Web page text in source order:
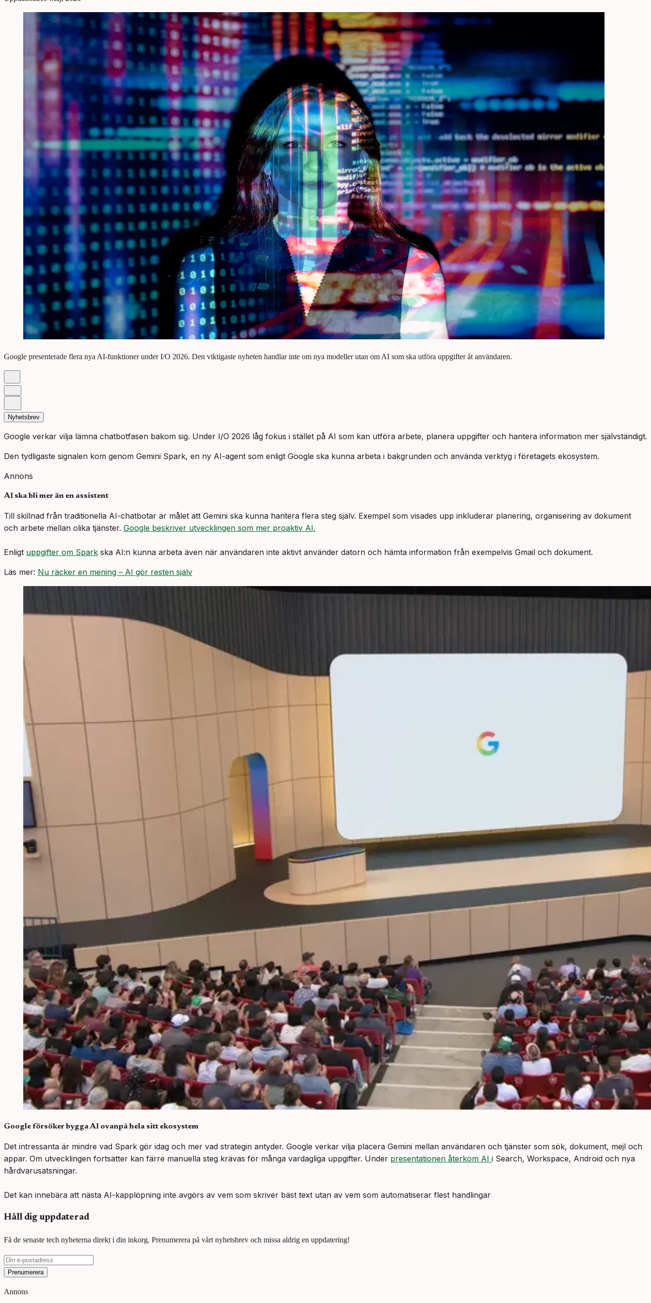
Google presenterade flera nya AI-funktioner under I/O 2026. Den viktigaste nyheten handlar inte om nya modeller utan om AI som ska utföra uppgifter åt användaren.
Nyhetsbrev
Google verkar vilja lämna chatbotfasen bakom sig. Under I/O 2026 låg fokus i stället på AI som kan utföra arbete, planera uppgifter och hantera information mer självständigt.
Den tydligaste signalen kom genom Gemini Spark, en ny AI-agent som enligt Google ska kunna arbeta i bakgrunden och använda verktyg i företagets ekosystem.
Annons
AI ska bli mer än en assistent
Till skillnad från traditionella AI-chatbotar är målet att Gemini ska kunna hantera flera steg själv. Exempel som visades upp inkluderar planering, organisering av dokument
och arbete mellan olika tjänster. Google beskriver utvecklingen som mer proaktiv AI.
Enligt uppgifter om Spark ska AI:n kunna arbeta även när användaren inte aktivt använder datorn och hämta information från exempelvis Gmail och dokument.
Läs mer: Nu räcker en mening – AI gör resten själv
Google försöker bygga AI ovanpå hela sitt ekosystem
Det intressanta är mindre vad Spark gör idag och mer vad strategin antyder. Google verkar vilja placera Gemini mellan användaren och tjänster som sök, dokument, mejl och
appar. Om utvecklingen fortsätter kan färre manuella steg krävas för många vardagliga uppgifter. Under presentationen återkom AI i Search, Workspace, Android och nya
hårdvarusatsningar.
Det kan innebära att nästa AI-kapplöpning inte avgörs av vem som skriver bäst text utan av vem som automatiserar flest handlingar
Håll dig uppdaterad
Få de senaste tech nyheterna direkt i din inkorg. Prenumerera på vårt nyhetsbrev och missa aldrig en uppdatering!
Prenumerera
Annons